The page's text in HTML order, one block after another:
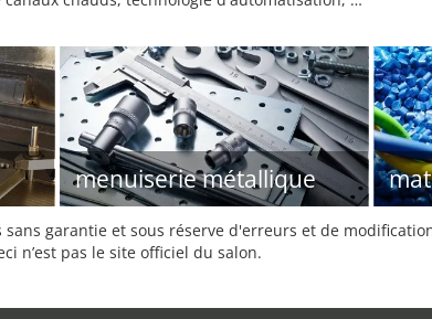
menuiserie métallique
sans garantie et sous réserve d'erreurs et de
n’est pas le site officiel du salon.